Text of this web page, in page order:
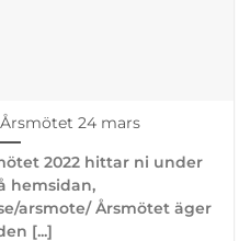
24 mars
2022 hittar ni under
hemsidan,
arsmote/ Årsmötet äger
[...]